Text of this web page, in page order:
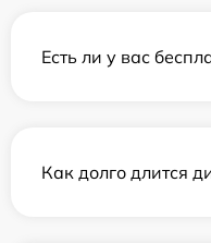
Есть ли у вас
Как долго длится